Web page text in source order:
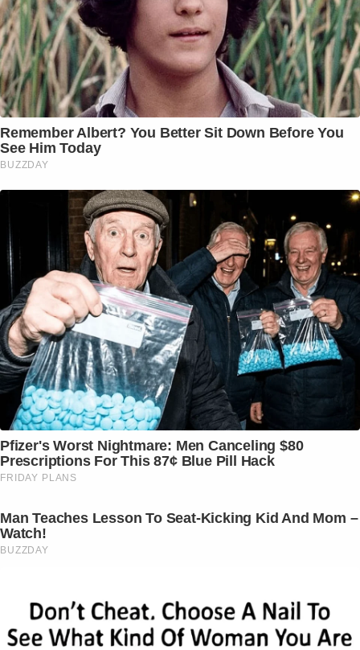
Remember Albert? You Better Sit Down Before You
See Him Today
BUZZDAY
Pfizer's Worst Nightmare: Men Canceling $80
Prescriptions For This 87¢ Blue Pill Hack
FRIDAY PLANS
Man Teaches Lesson To Seat-Kicking Kid And Mom –
Watch!
BUZZDAY